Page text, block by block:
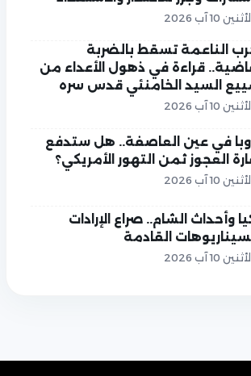
الأثنين 10 آب 2026
الناعمة تسقط بالضربة
قراءة في ذهول الأعداء من
السيد الخامنئي قدس سره
الأثنين 10 آب 2026
في عين العاصفة.. هل ستدفع
العجوز ثمن التهور الأمريكي؟
الأثنين 10 آب 2026
وأحداث الشام.. صراع الإرادات
القادمة
الأثنين 10 آب 2026